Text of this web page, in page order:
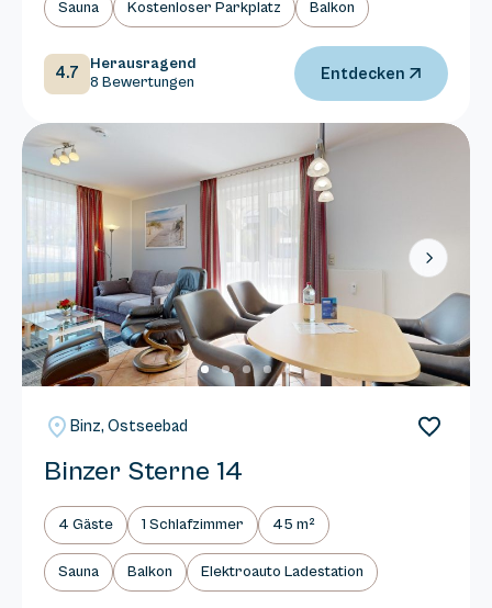
Sauna Kostenloser Parkplatz Balkon
4.7
Herausragend
8 Bewertungen
Entdecken
Next
Binz, Ostseebad
Binzer Sterne 14
4 Gäste 1 Schlafzimmer 45 m²
Sauna Balkon Elektroauto Ladestation